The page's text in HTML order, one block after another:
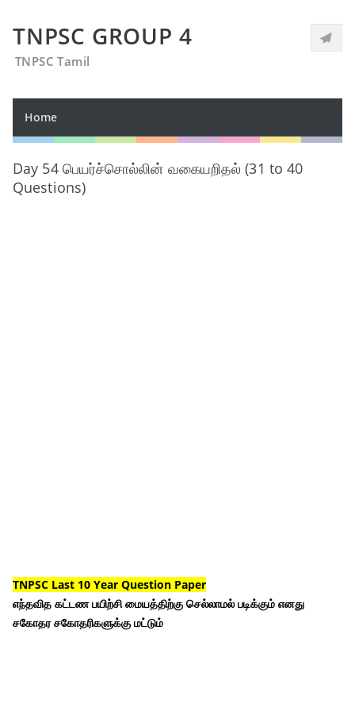
TNPSC GROUP 4
TNPSC Tamil
Home
Day 54 பெயர்ச்சொல்லின் வகையறிதல் (31 to 40
Questions)
TNPSC Last 10 Year Question Paper
எந்தவித கட்டண பயிற்சி மையத்திற்கு செல்லாமல் படிக்கும் எனது
சகோதர சகோதரிகளுக்கு மட்டும்